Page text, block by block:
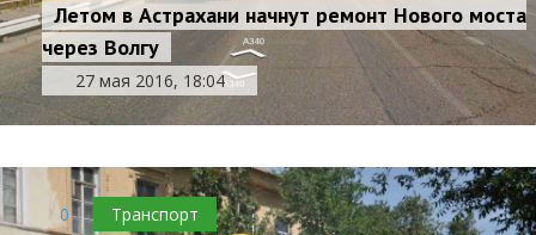
Летом в Астрахани начнут ремонт Нового моста
через Волгу
27 мая 2016, 18:04
0 Транспорт